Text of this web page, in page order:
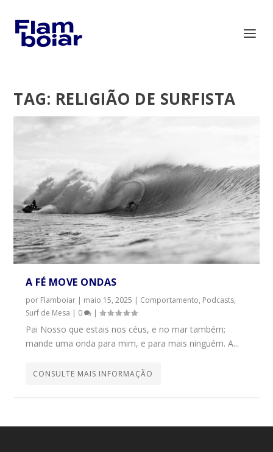
TAG: RELIGIÃO DE SURFISTA
A FÉ MOVE ONDAS
por Flamboiar | maio 15, 2025 | Comportamento, Podcasts,
Surf de Mesa | 0 |
Pai Nosso que estais nos céus, e no mar também;
mande uma onda para mim, e para mais ninguém. A...
CONSULTE MAIS INFORMAÇÃO